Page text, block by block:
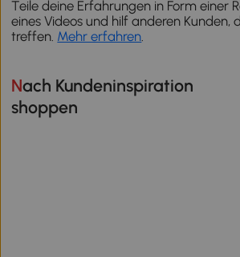
Teile deine Erfahrungen in Form einer
eines Videos und hilf anderen Kunden,
treffen. Mehr erfahren
Nach Kundeninspiration
shoppen